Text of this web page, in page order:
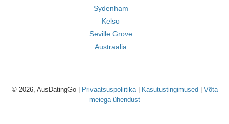
Sydenham
Kelso
Seville Grove
Austraalia
© 2026, AusDatingGo | Privaatsuspoliitika| Kasutustingimused
Võta
meiega ühendust